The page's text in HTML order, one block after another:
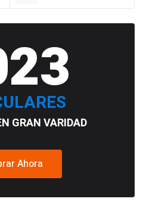
GRAN VARIDAD
Ahora